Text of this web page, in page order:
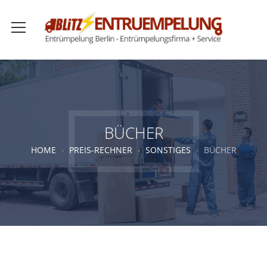
BÜCHER
HOME PREIS-RECHNER SONSTIGES BÜCHER